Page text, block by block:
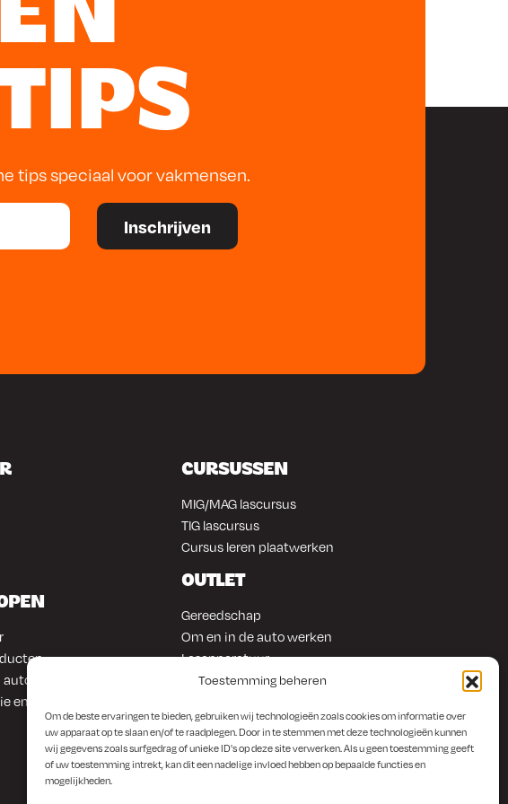
Toestemming beheren
Om de beste ervaringen te bieden, gebruiken wij technologieën zoals cookies om informatie over
uw apparaat op te slaan en/of te raadplegen. Door in te stemmen met deze technologieën kunnen
wij gegevens zoals surfgedrag of unieke ID's op deze site verwerken. Als u geen toestemming geeft
of uw toestemming intrekt, kan dit een nadelige invloed hebben op bepaalde functies en
mogelijkheden.
tips speciaal voor vakmensen.
en plaatwerk
CURSUSSEN
MIG/MAG lascursus
TIG lascursus
Cursus leren plaatwerken
OUTLET
Gereedschap
Om en in de auto werken
Lasapparatuur
Overige producten